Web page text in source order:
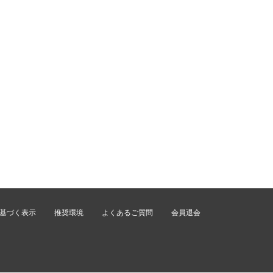
づく表示 推奨環境 よくあるご質問 会員退会